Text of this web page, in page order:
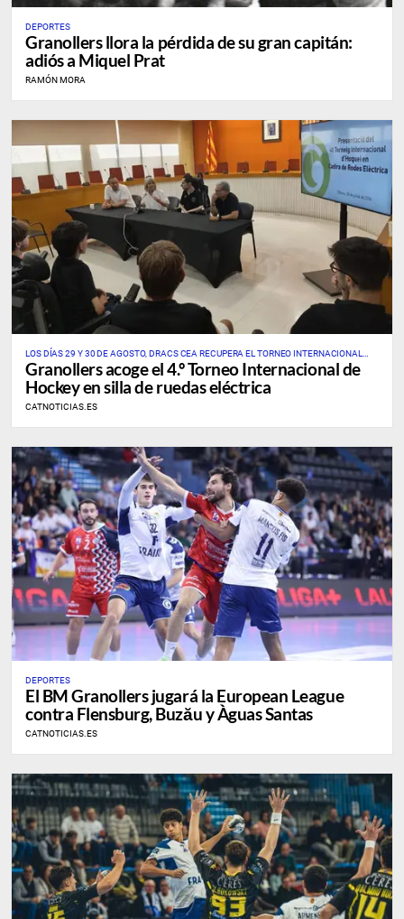
DEPORTES
Granollers llora la pérdida de su gran capitán:
adiós a Miquel Prat
RAMÓN MORA
LOS DÍAS 29 Y 30 DE AGOSTO, DRACS CEA RECUPERA EL TORNEO INTERNACIONAL
ÚNICO DE ESTE DEPORTE EN CATALUÑA Y EN ESPAÑA
Granollers acoge el 4.º Torneo Internacional de
Hockey en silla de ruedas eléctrica
CATNOTICIAS.ES
DEPORTES
​El BM Granollers jugará la European League
contra Flensburg, Buzău y Àguas Santas
CATNOTICIAS.ES